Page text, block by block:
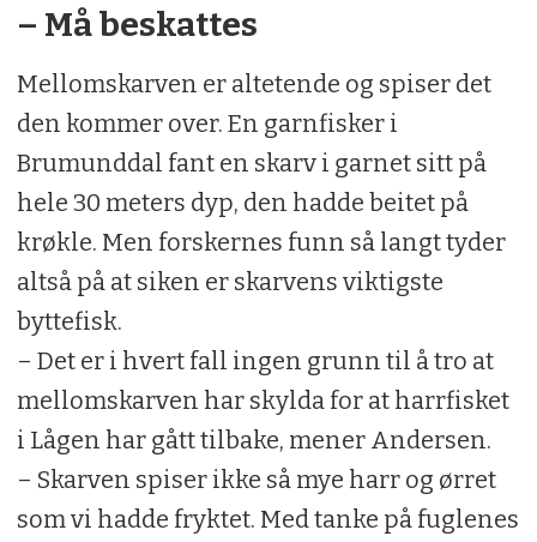
– Må beskattes
Mellomskarven er altetende og spiser det
den kommer over. En garnfisker i
Brumunddal fant en skarv i garnet sitt på
hele 30 meters dyp, den hadde beitet på
krøkle. Men forskernes funn så langt tyder
altså på at siken er skarvens viktigste
byttefisk.
– Det er i hvert fall ingen grunn til å tro at
mellomskarven har skylda for at harrfisket
i Lågen har gått tilbake, mener Andersen.
– Skarven spiser ikke så mye harr og ørret
som vi hadde fryktet. Med tanke på fuglenes